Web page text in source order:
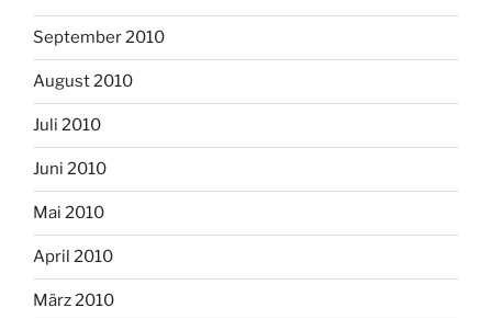
September 2010
August 2010
Juli 2010
Juni 2010
Mai 2010
April 2010
März 2010